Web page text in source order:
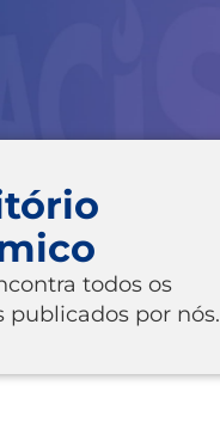
todos os
publicados por nós.